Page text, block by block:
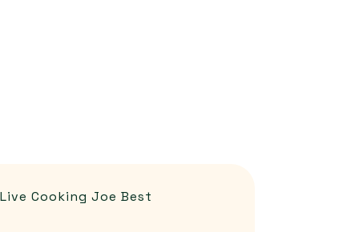
Live Cooking Joe Best